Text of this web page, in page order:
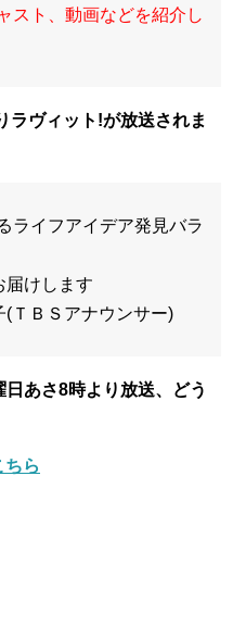
スト、動画などを紹介し
ラヴィット!が放送されま
ライフアイデア発見バラ
届けします
ＴＢＳアナウンサー)
日あさ8時より放送、どう
ちら